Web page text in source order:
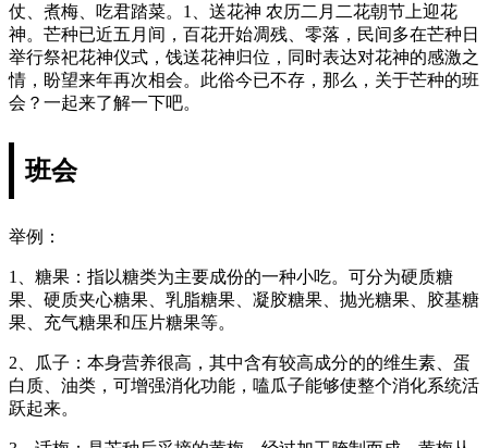
仗、煮梅、吃君踏菜。1、送花神 农历二月二花朝节上迎花
神。芒种已近五月间，百花开始凋残、零落，民间多在芒种日
举行祭祀花神仪式，饯送花神归位，同时表达对花神的感激之
情，盼望来年再次相会。此俗今已不存，那么，关于芒种的班
会？一起来了解一下吧。
班会
举例：
1、糖果：指以糖类为主要成份的一种小吃。可分为硬质糖
果、硬质夹心糖果、乳脂糖果、凝胶糖果、抛光糖果、胶基糖
果、充气糖果和压片糖果等。
2、瓜子：本身营养很高，其中含有较高成分的的维生素、蛋
白质、油类，可增强消化功能，嗑瓜子能够使整个消化系统活
跃起来。